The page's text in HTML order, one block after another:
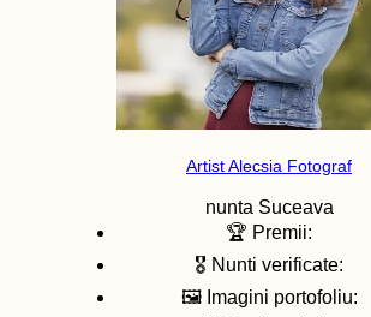
Artist Alecsia Fotograf
nunta Suceava
🏆 Premii:
🎖️ Nunti verificate:
🖼️ Imagini portofoliu: